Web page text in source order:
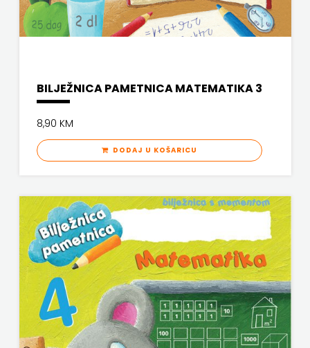
VORTO
ZNANJE
BILJEŽNICA PAMETNICA MATEMATIKA 3
8,90 KM
DODAJ U KOŠARICU